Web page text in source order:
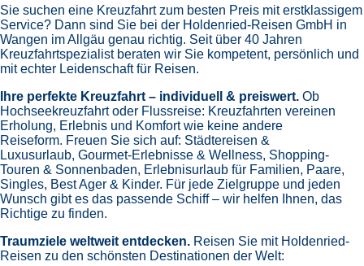
Sie suchen eine Kreuzfahrt zum besten Preis mit erstklassigem
Service? Dann sind Sie bei der Holdenried-Reisen GmbH in
Wangen im Allgäu genau richtig. Seit über 40 Jahren
Kreuzfahrtspezialist beraten wir Sie kompetent, persönlich und
mit echter Leidenschaft für Reisen.
Ihre perfekte Kreuzfahrt – individuell & preiswert. Ob
Hochseekreuzfahrt oder Flussreise: Kreuzfahrten vereinen
Erholung, Erlebnis und Komfort wie keine andere
Reiseform. Freuen Sie sich auf: Städtereisen &
Luxusurlaub, Gourmet-Erlebnisse & Wellness, Shopping-
Touren & Sonnenbaden, Erlebnisurlaub für Familien, Paare,
Singles, Best Ager & Kinder. Für jede Zielgruppe und jeden
Wunsch gibt es das passende Schiff – wir helfen Ihnen, das
Richtige zu finden.
Traumziele weltweit entdecken. Reisen Sie mit Holdenried-
Reisen zu den schönsten Destinationen der Welt: